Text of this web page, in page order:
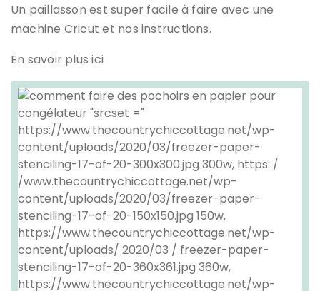
Un paillasson est super facile à faire avec une
machine Cricut et nos instructions.
En savoir plus ici